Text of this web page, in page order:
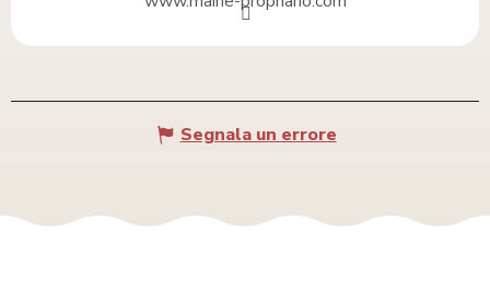
Segnala un errore